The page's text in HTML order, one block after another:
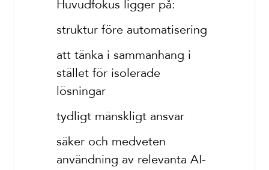
Huvudfokus ligger på:
struktur före automatisering
att tänka i sammanhang i
stället för isolerade
lösningar
tydligt mänskligt ansvar
säker och medveten
användning av relevanta AI-